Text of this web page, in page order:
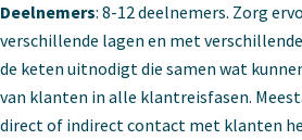
Deelnemers: 8-12 deelnemers. Zorg
verschillende lagen en met
de keten uitnodigt die samen wat
van klanten in alle klantreisfasen.
direct of indirect contact met klanten